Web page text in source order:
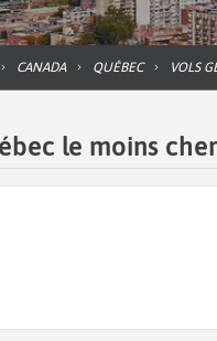
CANADA QUÉBEC VOLS
le moins